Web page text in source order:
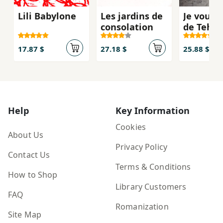
Lili Babylone
17.87 $
Les jardins de
consolation
27.18 $
Je vous
de
25.88 $
Help
About Us
Contact Us
How to Shop
FAQ
Site Map
Key Information
Cookies
Privacy Policy
Terms & Conditions
Library Customers
Romanization